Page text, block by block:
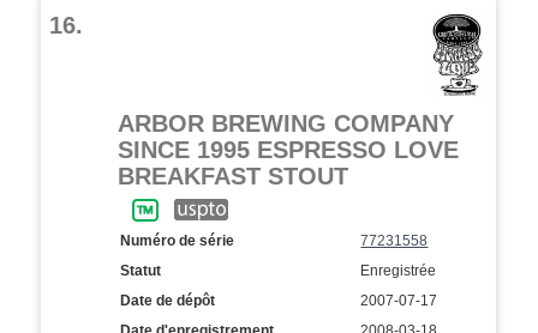
16.
ARBOR BREWING COMPANY
SINCE 1995 ESPRESSO LOVE
BREAKFAST STOUT
Numéro de série
77231558
Statut
Enregistrée
Date de dépôt
2007-07-17